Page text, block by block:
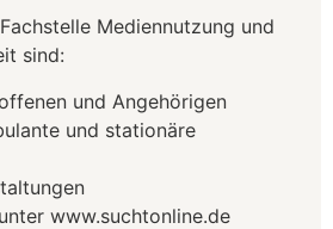
Mediennutzung und
sind:
und Angehörigen
und stationäre
www.suchtonline.de